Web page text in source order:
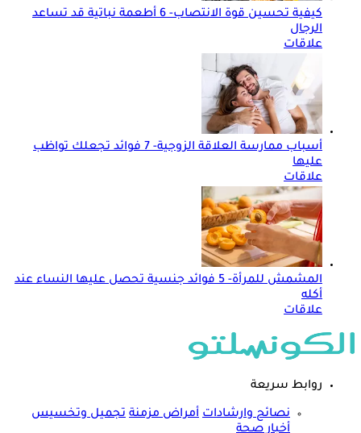
كيفية تحسين قوة الانتصاب- 6 أطعمة نباتية قد تساعد
الرجال
علاقات
أسباب ممارسة العلاقة الزوجية- 7 فوائد تجعلك تواظب
عليها
علاقات
المشمش للمرأة- 5 فوائد جنسية تحصل عليها النساء عند
أكله
علاقات
روابط سريعة
نصائح وارشادات أمراض مزمنة تجميل وتخسيس
أخبار صحة